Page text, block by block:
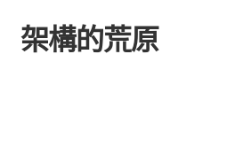
跳
至
跳
至
架構的荒原